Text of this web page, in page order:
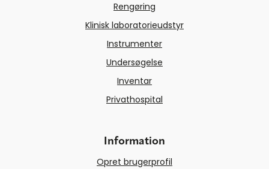
Rengøring
Klinisk laboratorieudstyr
Instrumenter
Undersøgelse
Inventar
Privathospital
Information
Opret brugerprofil